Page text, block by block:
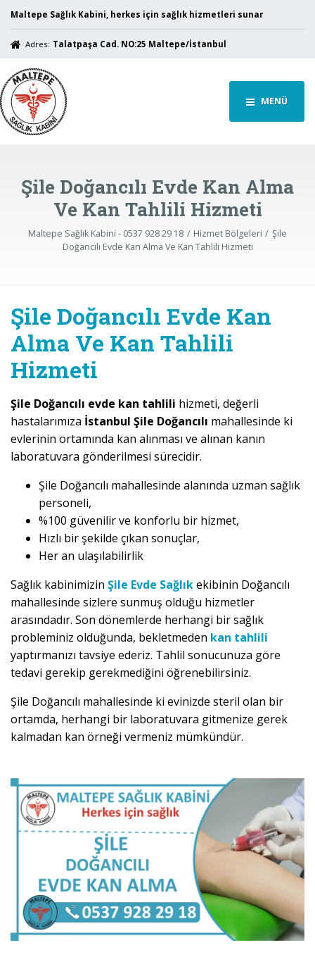
Maltepe Sağlık Kabini, herkes için sağlık hizmetleri sunar
Adres: Talatpaşa Cad. NO:25 Maltepe/İstanbul
MENÜ
Şile Doğancılı Evde Kan Alma
Ve Kan Tahlili Hizmeti
Maltepe Sağlık Kabini - 0537 928 29 18 Hizmet Bölgeleri
Şile
Doğancılı Evde Kan Alma Ve Kan Tahlili Hizmeti
Şile Doğancılı Evde Kan
Alma Ve Kan Tahlili
Hizmeti
Şile Doğancılı evde kan tahlili hizmeti, değerli
hastalarımıza İstanbul Şile Doğancılı mahallesinde ki
evlerinin ortamında kan alınması ve alınan kanın
laboratuvara gönderilmesi sürecidir.
Şile Doğancılı mahallesinde alanında uzman sağlık
personeli,
%100 güvenilir ve konforlu bir hizmet,
Hızlı bir şekilde çıkan sonuçlar,
Her an ulaşılabilirlik
Sağlık kabinimizin Şile Evde Sağlıkekibinin Doğancılı
mahallesinde sizlere sunmuş olduğu hizmetler
arasındadır. Son dönemlerde herhangi bir sağlık
probleminiz olduğunda, bekletmeden kan tahlili
yaptırmanızı tavsiye ederiz. Tahlil sonucunuza göre
tedavi gerekip gerekmediğini öğrenebilirsiniz.
Şile Doğancılı mahallesinde ki evinizde steril olan bir
ortamda, herhangi bir laboratuvara gitmenize gerek
kalmadan kan örneği vermeniz mümkündür.